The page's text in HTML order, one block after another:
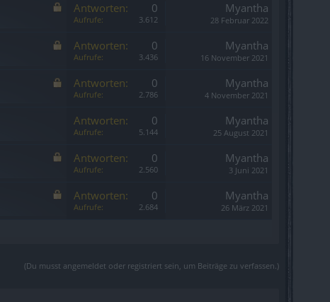
Antworten: 0
Aufrufe: 3.612
Myantha
28 Februar 2022
Antworten: 0
Aufrufe: 3.436
Myantha
16 November 2021
Antworten: 0
Aufrufe: 2.786
Myantha
4 November 2021
Antworten: 0
Aufrufe: 5.144
Myantha
25 August 2021
Antworten: 0
Aufrufe: 2.560
Myantha
3 Juni 2021
Antworten: 0
Aufrufe: 2.684
Myantha
26 März 2021
(Du musst angemeldet oder registriert sein, um Beiträge zu verfassen.)